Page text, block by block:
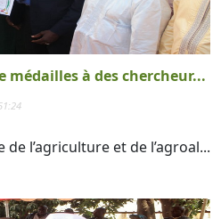
médailles à des chercheur...
de l’agriculture et de l’agroal...